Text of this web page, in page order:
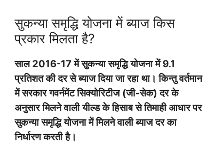
सुकन्या समृद्धि योजना में ब्याज किस
प्रकार मिलता है?
साल 2016-17 में सुकन्या समृद्धि योजना में 9.1
प्रतिशत की दर से ब्याज दिया जा रहा था। किन्तु वर्तमान
में सरकार गवर्नमेंट सिक्योरिटीज (जी-सेक) दर के
अनुसार मिलने वाली यील्ड के हिसाब से तिमाही आधार पर
सुकन्या समृद्धि योजना में मिलने वाली ब्याज दर का
निर्धारण करती है।